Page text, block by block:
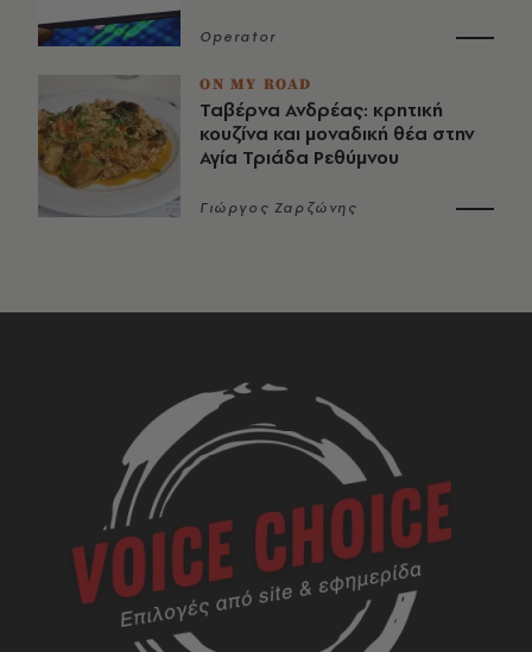
Operator
ON MY ROAD
Ταβέρνα Ανδρέας: κρητική
κουζίνα και μοναδική θέα στην
Αγία Τριάδα Ρεθύμνου
Γιώργος Ζαρζώνης